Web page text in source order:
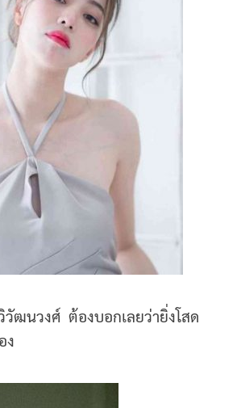
วัฒนวงศ์ ต้องบอกเลยว่ายิ่งโสด
ง